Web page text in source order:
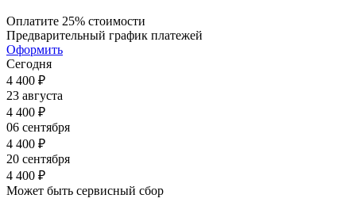
Оплатите 25% стоимости
Предварительный график платежей
Оформить
Сегодня
4 400 ₽
23 августа
4 400 ₽
06 сентября
4 400 ₽
20 сентября
4 400 ₽
Может быть сервисный сбор